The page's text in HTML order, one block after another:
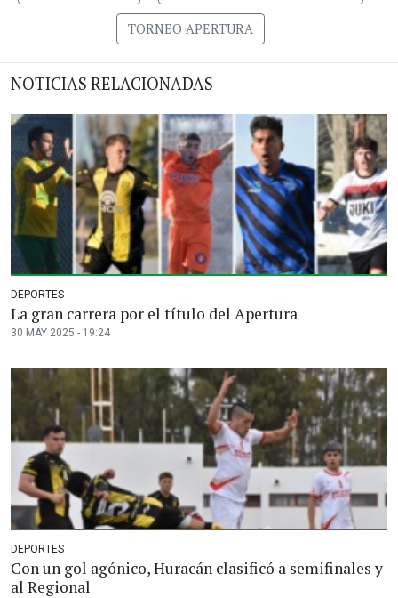
TORNEO APERTURA
NOTICIAS RELACIONADAS
DEPORTES
La gran carrera por el título del Apertura
30 MAY 2025 - 19:24
DEPORTES
Con un gol agónico, Huracán clasificó a semifinales y
al Regional